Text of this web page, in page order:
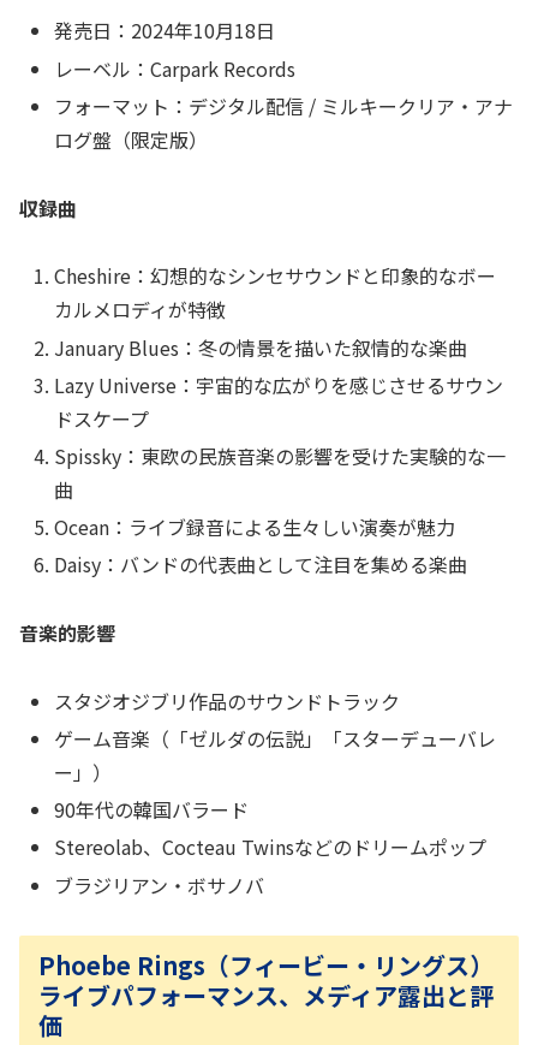
発売日：2024年10月18日
レーベル：Carpark Records
フォーマット：デジタル配信 / ミルキークリア・アナ
ログ盤（限定版）
収録曲
Cheshire：幻想的なシンセサウンドと印象的なボー
カルメロディが特徴
January Blues：冬の情景を描いた叙情的な楽曲
Lazy Universe：宇宙的な広がりを感じさせるサウン
ドスケープ
Spissky：東欧の民族音楽の影響を受けた実験的な一
曲
Ocean：ライブ録音による生々しい演奏が魅力
Daisy：バンドの代表曲として注目を集める楽曲
音楽的影響
スタジオジブリ作品のサウンドトラック
ゲーム音楽（「ゼルダの伝説」「スターデューバレ
ー」）
90年代の韓国バラード
Stereolab、Cocteau Twinsなどのドリームポップ
ブラジリアン・ボサノバ
Phoebe Rings（フィービー・リングス）
ライブパフォーマンス、メディア露出と評
価